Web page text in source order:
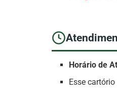
Horário de
Esse